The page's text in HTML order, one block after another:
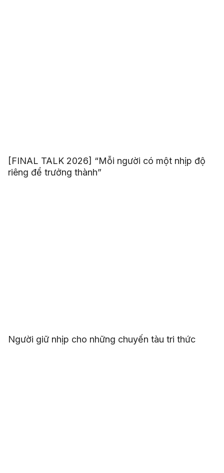
[FINAL TALK 2026] “Mỗi người có một nhịp độ
riêng để trưởng thành”
Người giữ nhịp cho những chuyến tàu tri thức